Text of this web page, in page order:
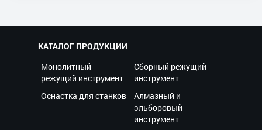
КАТАЛОГ ПРОДУКЦИИ
Монолитный
режущий инструмент
Сборный режущий
инструмент
Оснастка для станков
Алмазный и
эльборовый
инструмент